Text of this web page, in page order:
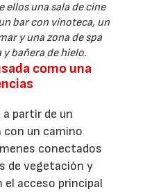
ellos una sala de cine
bar con vinoteca, un
y una zona de spa
bañera de hielo.
como una
partir de un
con un camino
conectados
de vegetación y
el acceso principal